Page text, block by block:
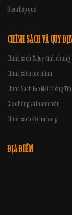
Rượu hộp quà
CHÍNH SÁCH VÀ QUY
Chính sách & Quy định chung
Chính sách bảo hành
Chính Sách Bảo Mật Thông Tin
Giao hàng và thanh toán
Chính sách đổi trả hàng
ĐỊA ĐIỂM